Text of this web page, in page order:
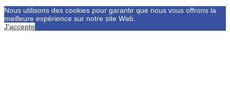
Nous utilisons des cookies pour garantir que nous vous offrons la
meilleure expérience sur notre site Web.
J'accepte